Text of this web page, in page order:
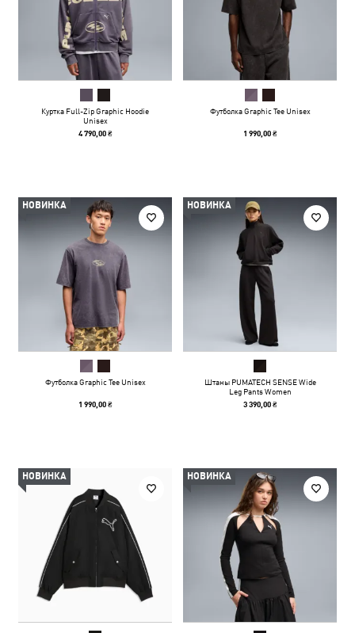
Куртка Full-Zip Graphic Hoodie
Unisex
4 790,00 ₴
Футболка Graphic Tee Unisex
1 990,00 ₴
НОВИНКА
Футболка Graphic Tee Unisex
1 990,00 ₴
НОВИНКА
Штаны PUMATECH SENSE Wide
Leg Pants Women
3 390,00 ₴
НОВИНКА НОВИНКА